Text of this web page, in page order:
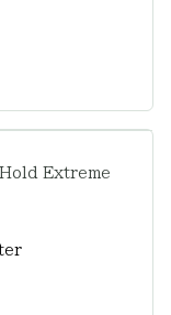
Extreme